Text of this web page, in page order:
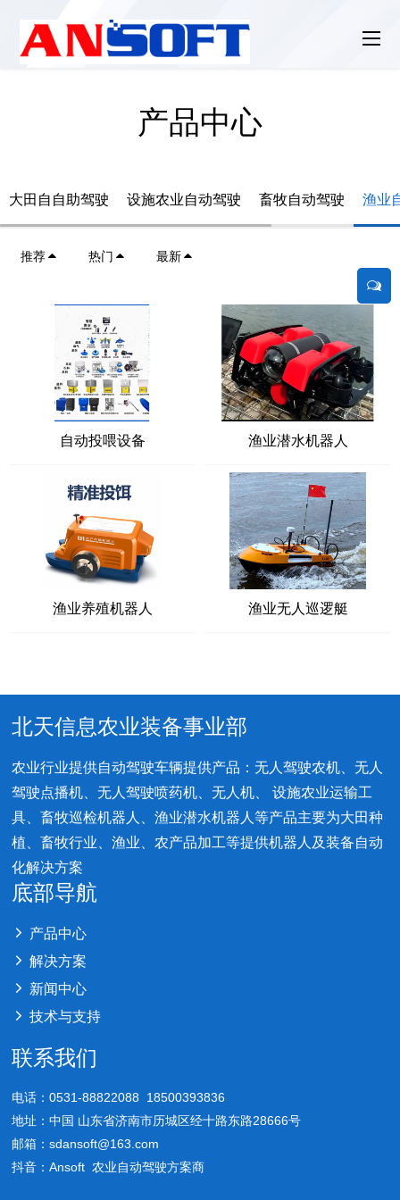
产品中心
大田自自助驾驶 设施农业自动驾驶 畜牧自动驾驶 渔业
推荐 热门 最新
自动投喂设备 渔业潜水机器人
渔业养殖机器人 渔业无人巡逻艇
北天信息农业装备事业部
农业行业提供自动驾驶车辆提供产品：无人驾驶农机、无人
驾驶点播机、无人驾驶喷药机、无人机、 设施农业运输工
具、畜牧巡检机器人、渔业潜水机器人等产品主要为大田种
植、畜牧行业、渔业、农产品加工等提供机器人及装备自动
化解决方案
底部导航
产品中心
解决方案
新闻中心
技术与支持
联系我们
电话：0531-88822088 18500393836
地址：中国 山东省济南市历城区经十路东路28666号
邮箱：sdansoft@163.com
抖音：Ansoft 农业自动驾驶方案商